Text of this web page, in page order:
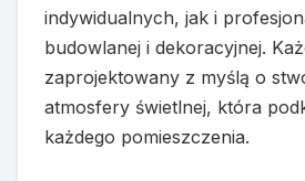
indywidualnych, jak i
budowlanej i dekoracyjnej.
zaprojektowany z myślą o
atmosfery świetlnej, która
każdego pomieszczenia.